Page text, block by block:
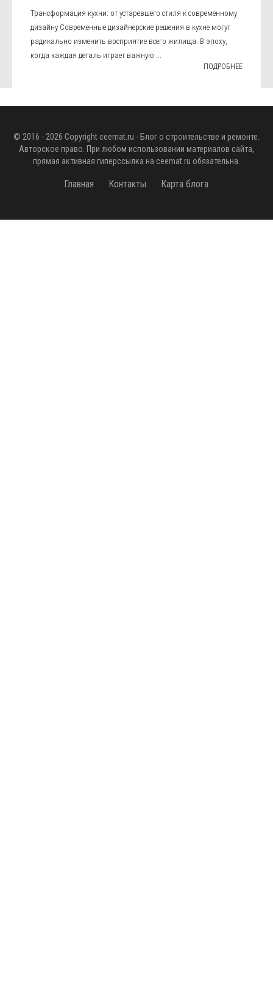
Трансформация кухни: от устаревшего стиля к современному
дизайну Современные дизайнерские решения в кухне могут
радикально изменить восприятие всего жилища. В эпоху,
когда каждая деталь играет важную ...
ПОДРОБНЕЕ
© 2016 - 2026 Copyright ceemat.ru - Блог о строительстве и ремонте.
Авторское право. При любом использовании материалов сайта,
прямая активная гиперссылка на ceemat.ru обязательна.
Главная Контакты Карта блога